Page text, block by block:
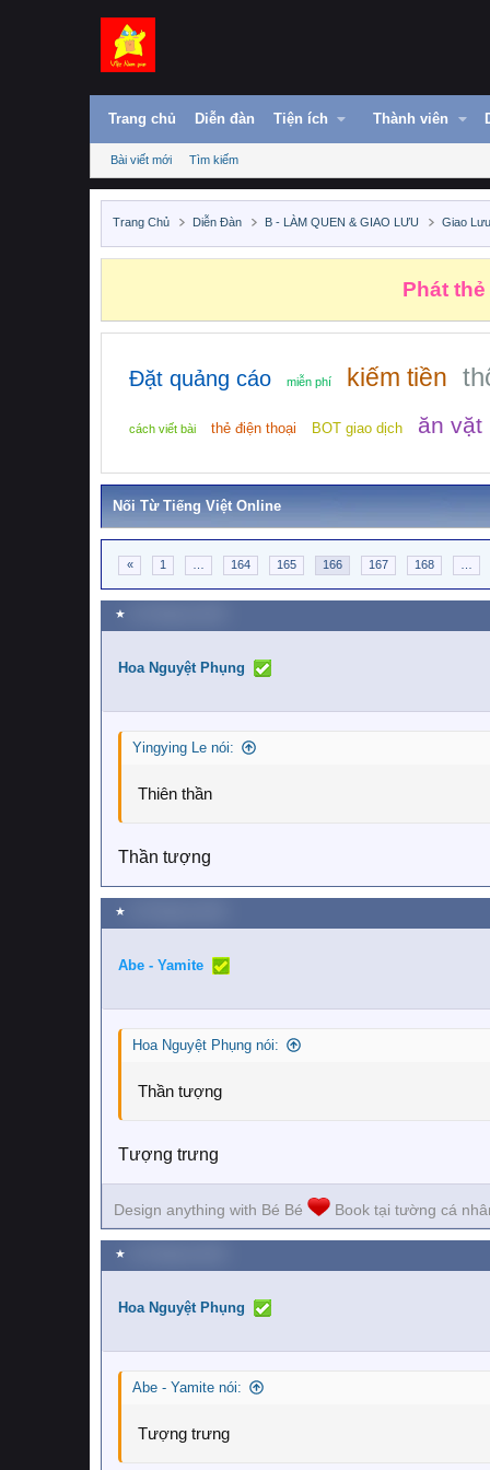
Trang chủ Diễn đàn Tiện ích Thành viên
Bài viết mới Tìm kiếm
Trang Chủ Diễn Đàn B - LÀM QUEN & GIAO LƯU Giao
Phát
Đặt quảng cáo miễn phí kiếm tiền
cách viết bài thẻ điện thoại BOT giao dịch ăn vặt
Nối Từ Tiếng Việt Online
« 1 164 165 166 167 168
★
Hoa Nguyệt Phụng
Yingying Le nói:
Thiên thần
Thần tượng
★
Abe - Yamite
Hoa Nguyệt Phụng nói:
Thần tượng
Tượng trưng
Design anything with Bé Bé Book tại tường cá
★
Hoa Nguyệt Phụng
Abe - Yamite nói:
Tượng trưng